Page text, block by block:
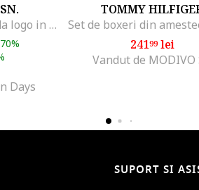
Set de boxeri cu banda logo in talie - 3 perechi, Rosu/Gri melange/Bleumarin
Days
TOMMY
24199lei
Vandut de MODIVO
SUPORT SI